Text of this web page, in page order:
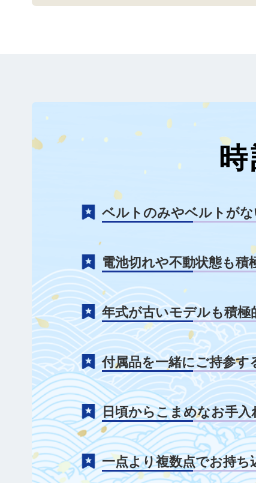
ベルトのみやベルトがな
電池切れや不動状態も積
年式が古いモデルも積極
付属品を一緒にご持参
日頃からこまめなお手
一点より複数点でお持